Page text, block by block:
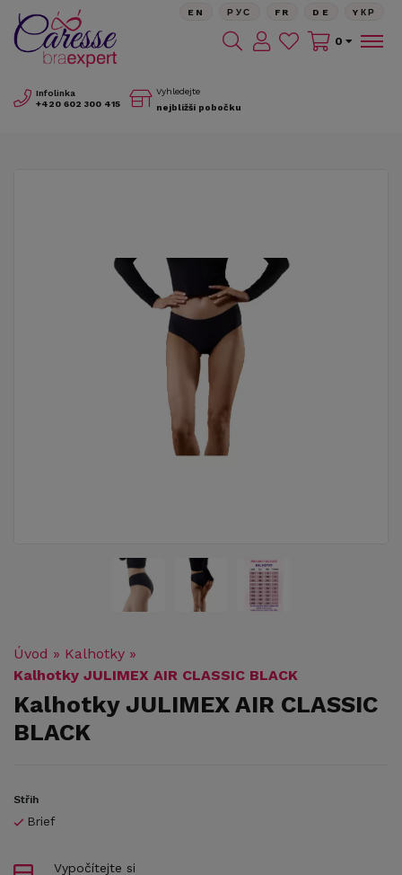
Infolinka
+420 602 300 415
Vyhledejte
nejbližší pobočku
EN РУС FR DE YКР
0
Úvod » Kalhotky »
Kalhotky JULIMEX AIR CLASSIC BLACK
Kalhotky JULIMEX AIR CLASSIC
BLACK
Střih
Brief
Vypočítejte si